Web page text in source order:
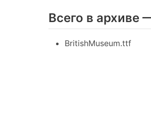
Всего в архиве
BritishMuseum.ttf